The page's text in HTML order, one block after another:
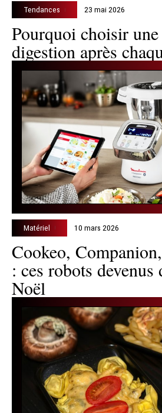
Tendances 23 mai 2026
Pourquoi choisir
digestion après
Matériel 10 mars 2026
Cookeo,
: ces robots devenus
Noël